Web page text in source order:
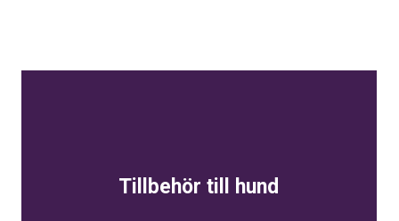
Tillbehör till hund